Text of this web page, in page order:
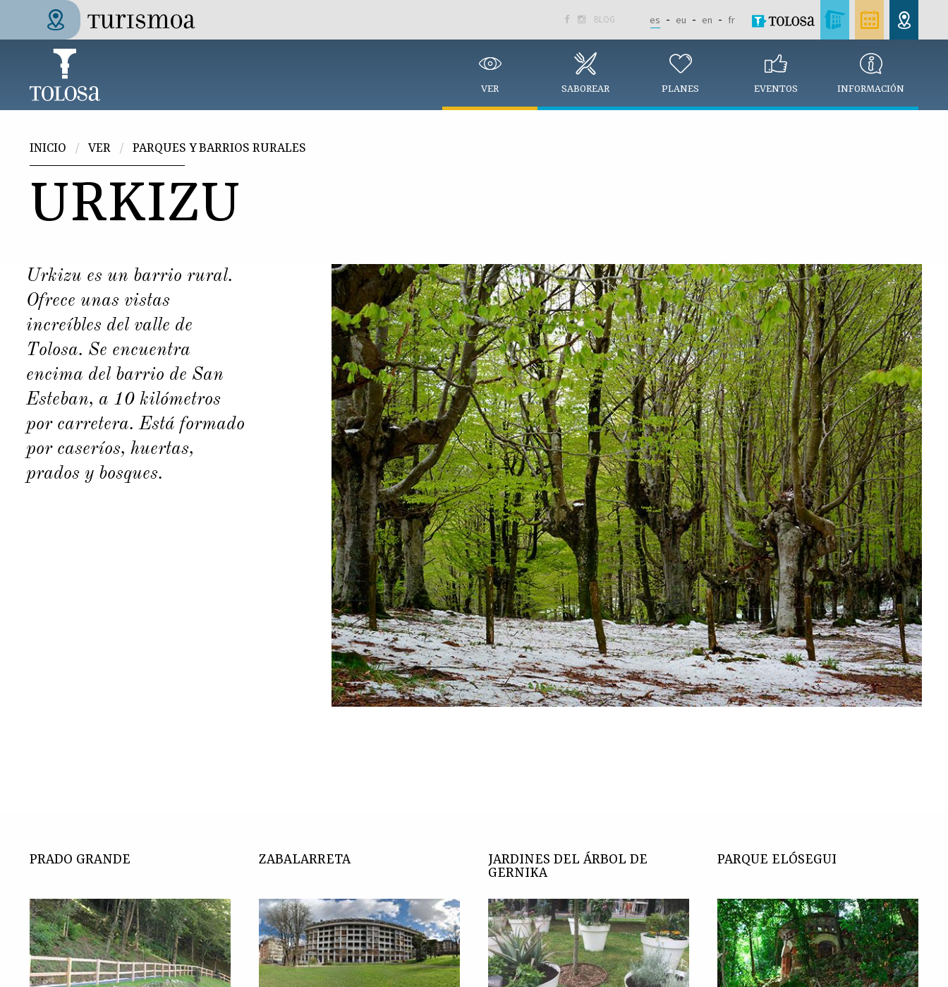
Pasar al contenido principal
Tolosa Turismoa
  BLOG es eu en fr
VER SABOREAR PLANES EVENTOS INFORMACIÓN
INICIO VER PARQUES Y BARRIOS RURALES
URKIZU
Urkizu es un barrio rural.
Ofrece unas vistas
increíbles del valle de
Tolosa. Se encuentra
encima del barrio de San
Esteban, a 10 kilómetros
por carretera. Está formado
por caseríos, huertas,
prados y bosques.
PRADO GRANDE ZABALARRETA
JARDINES DEL ÁRBOL DE
GERNIKA
PARQUE ELÓSEGUI